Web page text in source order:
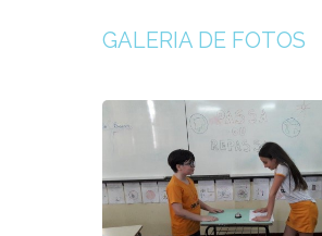
GALERIA DE FOTOS